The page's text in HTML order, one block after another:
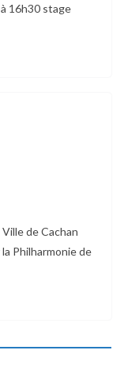
16h30 stage
de Cachan
Philharmonie de